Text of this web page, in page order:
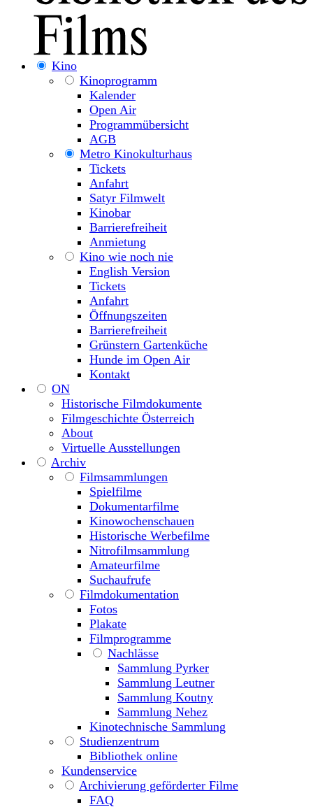
Kino
Kinoprogramm
Kalender
Open Air
Programmübersicht
AGB
Metro Kinokulturhaus
Tickets
Anfahrt
Satyr Filmwelt
Kinobar
Barrierefreiheit
Anmietung
Kino wie noch nie
English Version
Tickets
Anfahrt
Öffnungszeiten
Barrierefreiheit
Grünstern Gartenküche
Hunde im Open Air
Kontakt
ON
Historische Filmdokumente
Filmgeschichte Österreich
About
Virtuelle Ausstellungen
Archiv
Filmsammlungen
Spielfilme
Dokumentarfilme
Kinowochenschauen
Historische Werbefilme
Nitrofilmsammlung
Amateurfilme
Suchaufrufe
Filmdokumentation
Fotos
Plakate
Filmprogramme
Nachlässe
Sammlung Pyrker
Sammlung Leutner
Sammlung Koutny
Sammlung Nehez
Kinotechnische Sammlung
Studienzentrum
Bibliothek online
Kundenservice
Archivierung geförderter Filme
FAQ